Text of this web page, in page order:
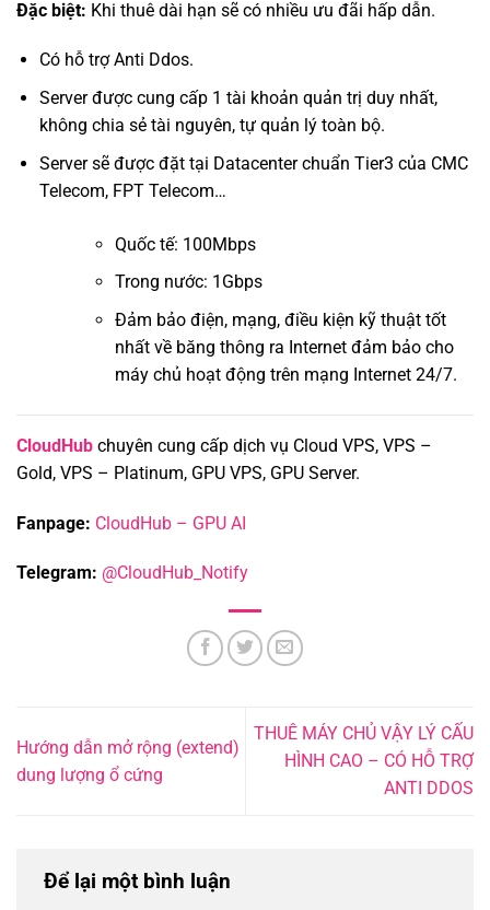
Đặc biệt: Khi thuê dài hạn sẽ có nhiều ưu đãi hấp dẫn.
Có hỗ trợ Anti Ddos.
Server được cung cấp 1 tài khoản quản trị duy nhất,
không chia sẻ tài nguyên, tự quản lý toàn bộ.
Server sẽ được đặt tại Datacenter chuẩn Tier3 của CMC
Telecom, FPT Telecom…
Quốc tế: 100Mbps
Trong nước: 1Gbps
Đảm bảo điện, mạng, điều kiện kỹ thuật tốt
nhất về băng thông ra Internet đảm bảo cho
máy chủ hoạt động trên mạng Internet 24/7.
CloudHub chuyên cung cấp dịch vụ Cloud VPS, VPS –
Gold, VPS – Platinum, GPU VPS, GPU Server.
Fanpage: CloudHub – GPU AI
Telegram: @CloudHub_Notify
Hướng dẫn mở rộng (extend)
dung lượng ổ cứng
THUÊ MÁY CHỦ VẬY LÝ CẤU
HÌNH CAO – CÓ HỖ TRỢ
ANTI DDOS
Để lại một bình luận